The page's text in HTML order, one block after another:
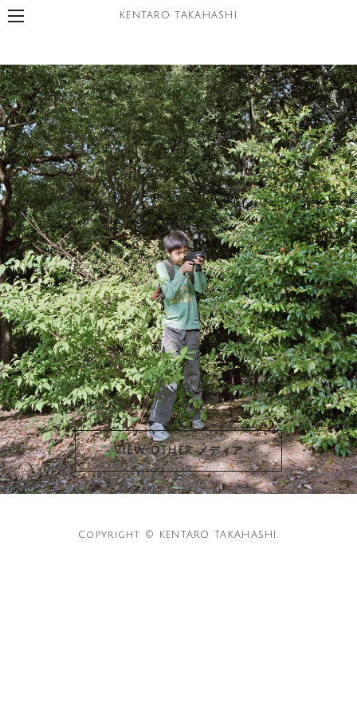
KENTARO TAKAHASHI
メディア
VIEW OTHER メディア
Copyright © KENTARO TAKAHASHI.